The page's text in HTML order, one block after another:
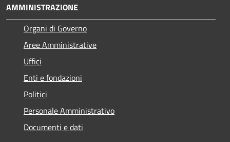
AMMINISTRAZIONE
Organi di Governo
Aree Amministrative
Uffici
Enti e fondazioni
Politici
Personale Amministrativo
Documenti e dati